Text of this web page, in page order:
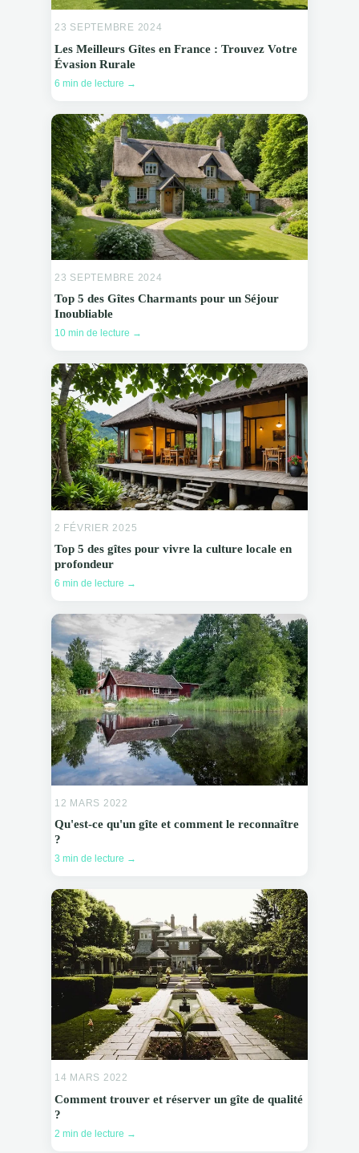
23 SEPTEMBRE 2024
Les Meilleurs Gîtes en France : Trouvez Votre
Évasion Rurale
6 min de lecture →
23 SEPTEMBRE 2024
Top 5 des Gîtes Charmants pour un Séjour
Inoubliable
10 min de lecture →
2 FÉVRIER 2025
Top 5 des gîtes pour vivre la culture locale en
profondeur
6 min de lecture →
12 MARS 2022
Qu'est-ce qu'un gîte et comment le reconnaître
?
3 min de lecture →
14 MARS 2022
Comment trouver et réserver un gîte de qualité
?
2 min de lecture →